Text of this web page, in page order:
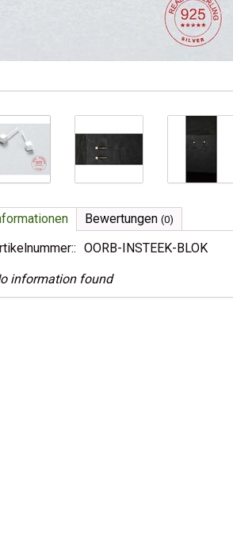
Bewertungen (0)
OORB-INSTEEK-BLOK
information found